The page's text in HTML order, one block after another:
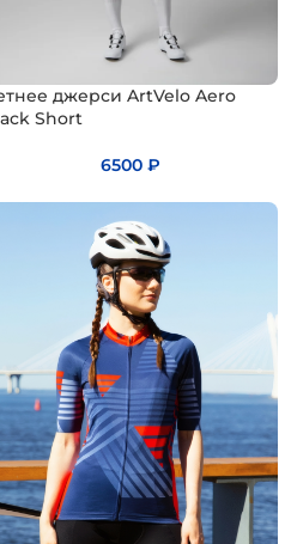
Летние
джерси
джерси ArtVelo Aero
Short
6500 ₽